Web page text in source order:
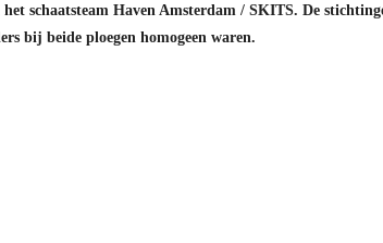
schaatsteam Haven Amsterdam / SKITS. De
bij beide ploegen homogeen waren.